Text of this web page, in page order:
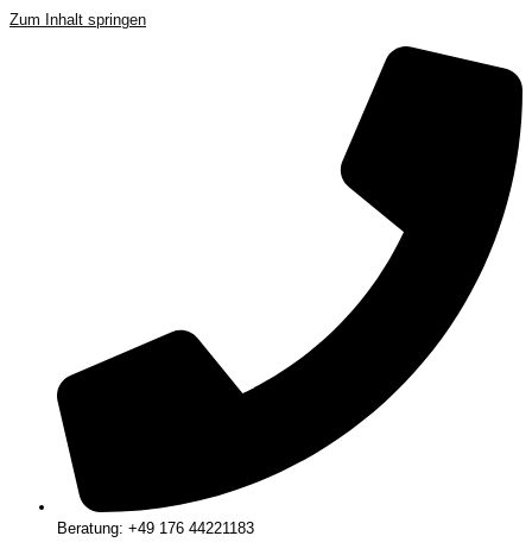
Zum Inhalt springen
Beratung: +49 176 44221183